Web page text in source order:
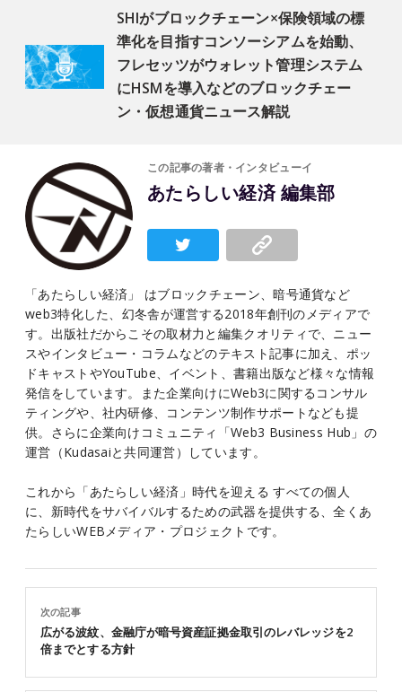
SHIがブロックチェーン×保険領域の標
準化を目指すコンソーシアムを始動、
フレセッツがウォレット管理システム
にHSMを導入などのブロックチェー
ン・仮想通貨ニュース解説
この記事の著者・インタビューイ
あたらしい経済 編集部
「あたらしい経済」 はブロックチェーン、暗号通貨など
web3特化した、幻冬舎が運営する2018年創刊のメディアで
す。出版社だからこその取材力と編集クオリティで、ニュー
スやインタビュー・コラムなどのテキスト記事に加え、ポッ
ドキャストやYouTube、イベント、書籍出版など様々な情報
発信をしています。また企業向けにWeb3に関するコンサル
ティングや、社内研修、コンテンツ制作サポートなども提
供。さらに企業向けコミュニティ「Web3 Business Hub」の
運営（Kudasaiと共同運営）しています。
これから「あたらしい経済」時代を迎える すべての個人
に、新時代をサバイバルするための武器を提供する、全くあ
たらしいWEBメディア・プロジェクトです。
次の記事
広がる波紋、金融庁が暗号資産証拠金取引のレバレッジを2
倍までとする方針